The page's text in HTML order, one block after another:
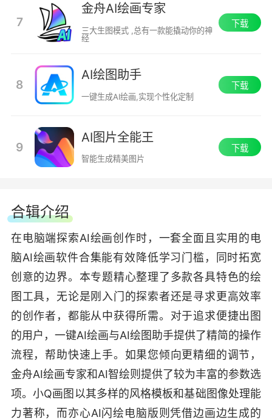
7
金舟AI绘画专家
三大生图模式 ,总有一款能撬动你的神
经
下载
8
AI绘图助手
一键生成AI绘画,实现个性化定制
下载
9
AI图片全能王
智能生成精美图片
下载
合辑介绍
在电脑端探索AI绘画创作时，一套全面且实用的电
脑AI绘画软件合集能有效降低学习门槛，同时拓宽
创意的边界。本专题精心整理了多款各具特色的绘
图工具，无论是刚入门的探索者还是寻求更高效率
的创作者，都能从中获得所需。对于追求便捷出图
的用户，一键AI绘画与AI绘图助手提供了精简的操作
流程，帮助快速上手。如果您倾向更精细的调节，
金舟AI绘画专家和AI智绘则提供了较为丰富的参数选
项。小Q画图以其多样的风格模板和基础图像处理能
力著称，而亦心AI闪绘电脑版则凭借边画边生成的